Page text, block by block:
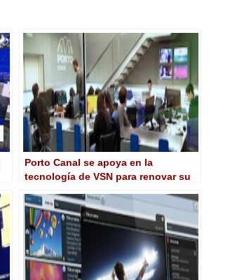
Porto Canal se apoya en la
tecnología de VSN para renovar su
amplia a nivel nacional